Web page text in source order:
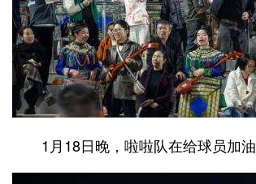
1月18日晚，啦啦队在给球员加油